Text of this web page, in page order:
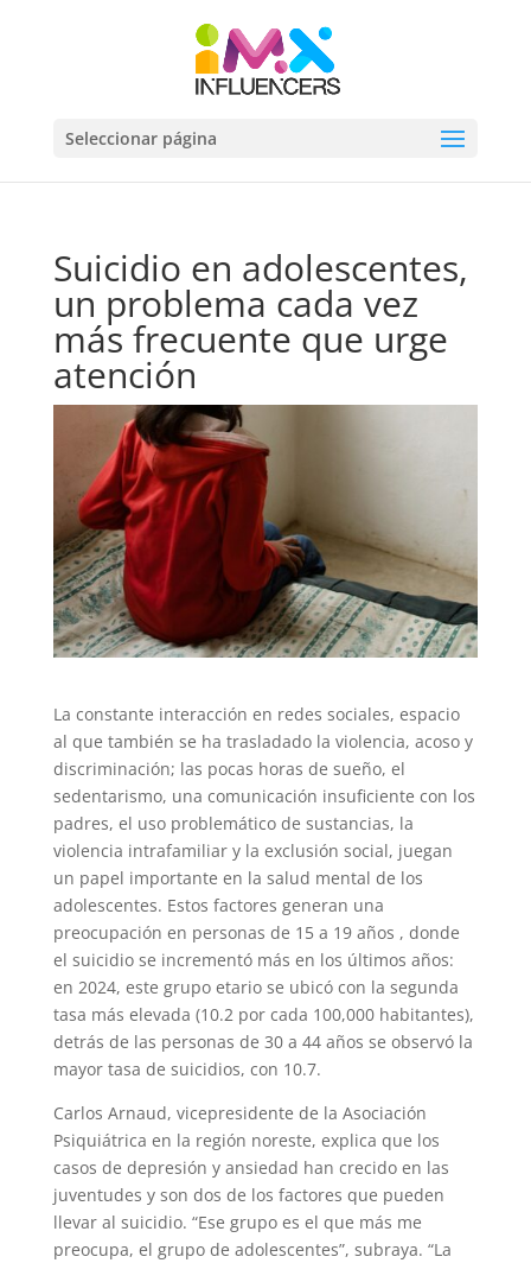
Seleccionar página
Suicidio en adolescentes,
un problema cada vez
más frecuente que urge
atención
La constante interacción en redes sociales, espacio
al que también se ha trasladado la violencia, acoso y
discriminación; las pocas horas de sueño, el
sedentarismo, una comunicación insuficiente con los
padres, el uso problemático de sustancias, la
violencia intrafamiliar y la exclusión social, juegan
un papel importante en la salud mental de los
adolescentes. Estos factores generan una
preocupación en personas de 15 a 19 años , donde
el suicidio se incrementó más en los últimos años:
en 2024, este grupo etario se ubicó con la segunda
tasa más elevada (10.2 por cada 100,000 habitantes),
detrás de las personas de 30 a 44 años se observó la
mayor tasa de suicidios, con 10.7.
Carlos Arnaud, vicepresidente de la Asociación
Psiquiátrica en la región noreste, explica que los
casos de depresión y ansiedad han crecido en las
juventudes y son dos de los factores que pueden
llevar al suicidio. “Ese grupo es el que más me
preocupa, el grupo de adolescentes”, subraya. “La